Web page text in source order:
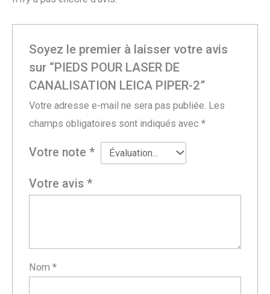
Soyez le premier à laisser votre avis
sur “PIEDS POUR LASER DE
CANALISATION LEICA PIPER-2”
Votre adresse e-mail ne sera pas publiée. Les
champs obligatoires sont indiqués avec*
Votre note*
Votre avis*
Nom*